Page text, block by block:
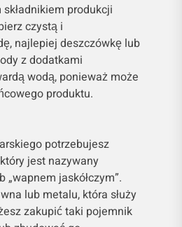
produkcji
czystą i
najlepiej deszczówkę lub
z dodatkami
wodą, ponieważ może
produktu.
potrzebujesz
jest nazywany
„wapnem jaskółczym”.
lub metalu, która służy
zakupić taki pojemnik